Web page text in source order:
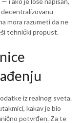
mora razumeti da ne
tehnički propust.
iz realnog sveta.
kakav je bio
potvrđen. Za te